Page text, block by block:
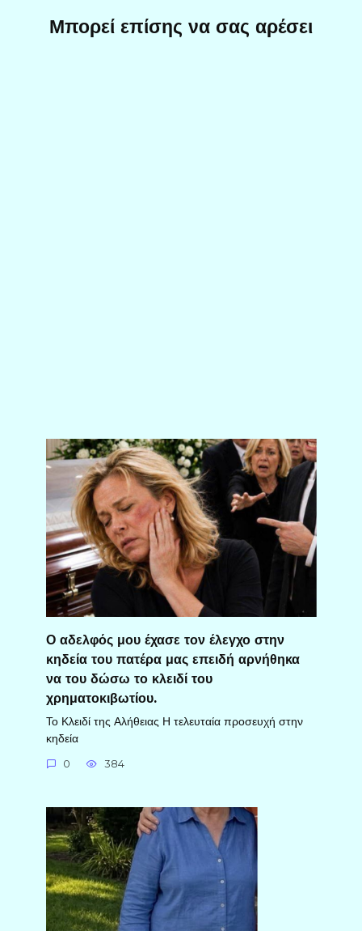
Μπορεί επίσης να σας αρέσει
Ο αδελφός μου έχασε τον έλεγχο στην
κηδεία του πατέρα μας επειδή αρνήθηκα
να του δώσω το κλειδί του
χρηματοκιβωτίου.
Το Κλειδί της Αλήθειας Η τελευταία προσευχή στην
κηδεία
0 384